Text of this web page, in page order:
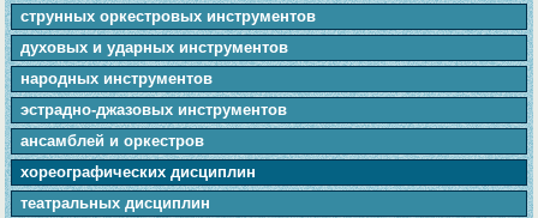
cтpунныx оркестровых инструментов
духовых и ударных инструментов
народных инструментов
эстрадно-джазовых инструментов
ансамблей и оркестров
хореографических дисциплин
театральных дисциплин